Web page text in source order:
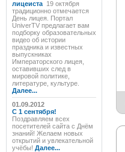
лицеиста 19 октября
традиционно отмечается
День лицея. Портал
UniverTV предлагает вам
подборку образовательных
видео об истории
праздника и известных
выпускниках
Императорского лицея,
оставивших след в
мировой политике,
литературе, культуре.
Далее...
01.09.2012
C 1 сентября!
Поздравляем всех
посетителей сайта с Днём
знаний! Желаем новых
открытий и увлекательной
учёбы! Далее...